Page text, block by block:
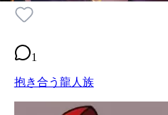
1
抱き合う龍人族